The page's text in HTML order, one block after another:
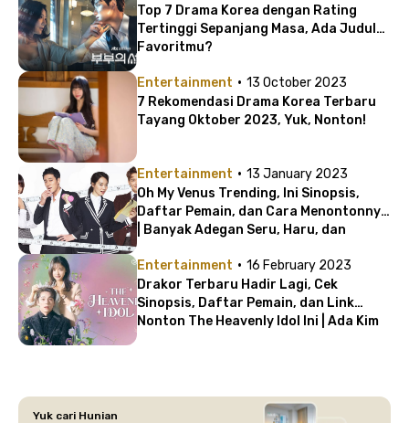
Top 7 Drama Korea dengan Rating
Tertinggi Sepanjang Masa, Ada Judul
Favoritmu?
Entertainment · 13 October 2023
7 Rekomendasi Drama Korea Terbaru
Tayang Oktober 2023, Yuk, Nonton!
Entertainment · 13 January 2023
Oh My Venus Trending, Ini Sinopsis,
Daftar Pemain, dan Cara Menontonnya
| Banyak Adegan Seru, Haru, dan
Entertainment · 16 February 2023
Drakor Terbaru Hadir Lagi, Cek
Sinopsis, Daftar Pemain, dan Link
Nonton The Heavenly Idol Ini | Ada Kim
Yuk cari Hunian